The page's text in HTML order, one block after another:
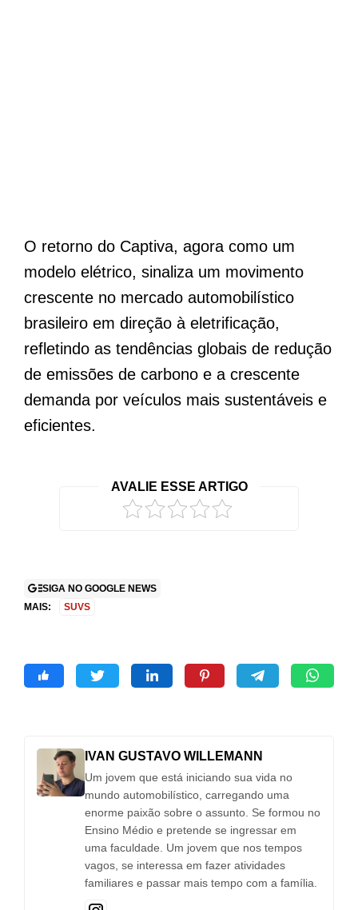
O retorno do Captiva, agora como um
modelo elétrico, sinaliza um movimento
crescente no mercado automobilístico
brasileiro em direção à eletrificação,
refletindo as tendências globais de redução
de emissões de carbono e a crescente
demanda por veículos mais sustentáveis e
eficientes.
AVALIE ESSE ARTIGO
SIGA NO GOOGLE NEWS
MAIS:
SUVS
IVAN GUSTAVO WILLEMANN
Um jovem que está iniciando sua vida no
mundo automobilístico, carregando uma
enorme paixão sobre o assunto. Se formou no
Ensino Médio e pretende se ingressar em
uma faculdade. Um jovem que nos tempos
vagos, se interessa em fazer atividades
familiares e passar mais tempo com a família.